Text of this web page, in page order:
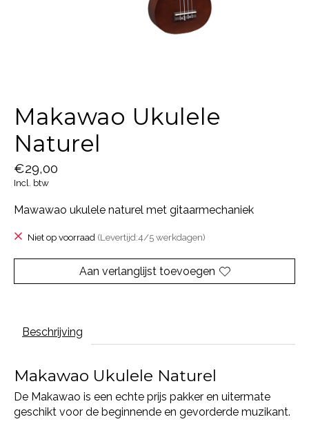
Makawao Ukulele
Naturel
€29,00
Incl. btw
Mawawao ukulele naturel met gitaarmechaniek
Niet op voorraad (Levertijd:4/5 werkdagen)
Aan verlanglijst toevoegen
Beschrijving
Makawao Ukulele Naturel
De Makawao is een echte prijs pakker en uitermate
geschikt voor de beginnende en gevorderde muzikant.